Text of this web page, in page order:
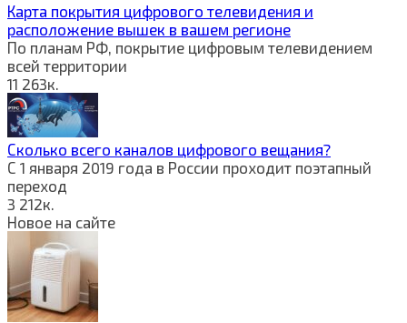
Карта покрытия цифрового телевидения и
расположение вышек в вашем регионе
По планам РФ, покрытие цифровым телевидением
всей территории
11 263к.
Сколько всего каналов цифрового вещания?
С 1 января 2019 года в России проходит поэтапный
переход
3 212к.
Новое на сайте